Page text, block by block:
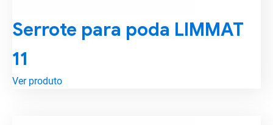
Serrote para poda LIMMAT
11
Ver produto